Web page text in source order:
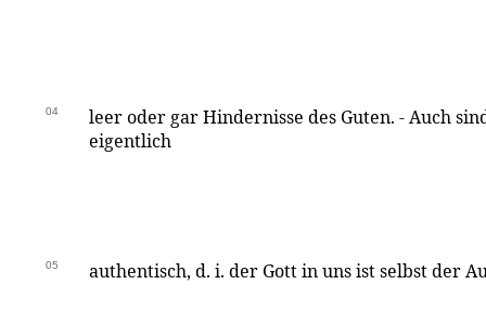
04
leer oder gar Hindernisse des Guten. - Auch
eigentlich
05 authentisch, d. i. der Gott in uns ist selbst der